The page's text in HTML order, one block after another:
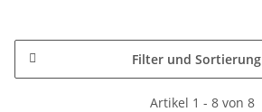
Filter und Sortierung
Artikel 1 - 8 von 8